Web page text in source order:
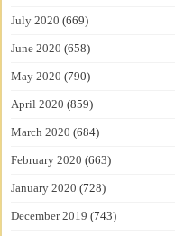
July 2020 (669)
June 2020 (658)
May 2020 (790)
April 2020 (859)
March 2020 (684)
February 2020 (663)
January 2020 (728)
December 2019 (743)